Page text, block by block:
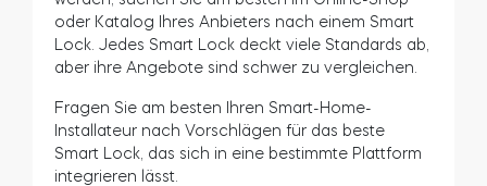
Danalock ist mit HomeKit oder Amazon Alexa nur
Berücksichtigen Sie dies beim Kauf und bei der
Auswahl eines geeigneten Produkts, wenn Sie es
in diesen Ökosystemen verwenden möchten.
Smart Home-Installationen